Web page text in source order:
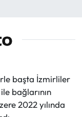
başta İzmirliler
bağlarının
2022 yılında